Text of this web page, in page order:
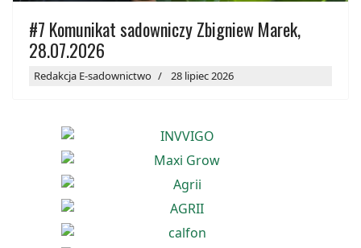
#7 Komunikat sadowniczy Zbigniew Marek,
28.07.2026
Redakcja E-sadownictwo 28 lipiec 2026